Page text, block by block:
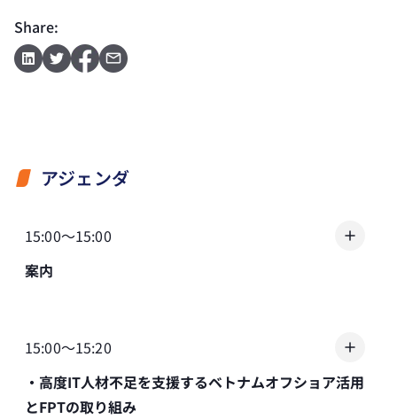
Share:
アジェンダ
15:00～15:00
案内
15:00～15:20
・高度IT人材不足を支援するベトナムオフショア活用
とFPTの取り組み